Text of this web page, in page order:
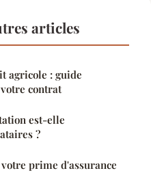
articles
agricole : guide
contrat
est-elle
?
prime d'assurance